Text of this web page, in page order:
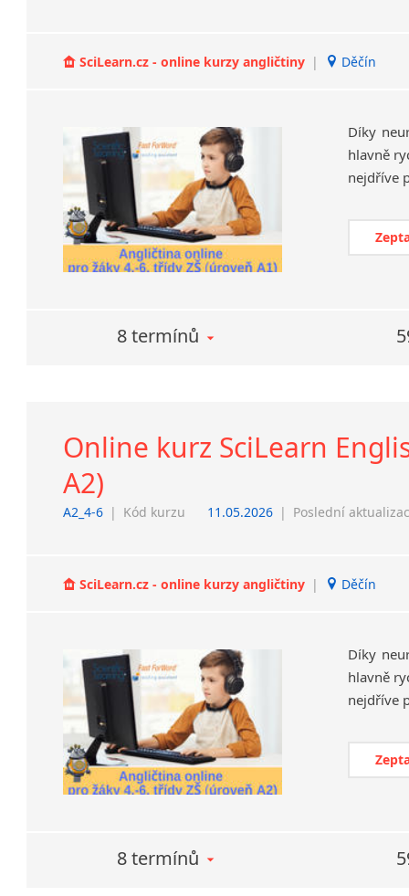
SciLearn.cz - online kurzy angličtiny | Děčín
Díky
hlavně
8 termínů
Online kurz SciLearn
A2)
A2_4-6 | Kód kurzu 11.05.2026 | Poslední
SciLearn.cz - online kurzy angličtiny | Děčín
Díky
hlavně
8 termínů